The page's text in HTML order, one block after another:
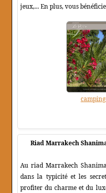
jeux,... En plus, vous
Riad Marrakech
Au riad Marrakech
dans la typicité et les
profiter du charme et du